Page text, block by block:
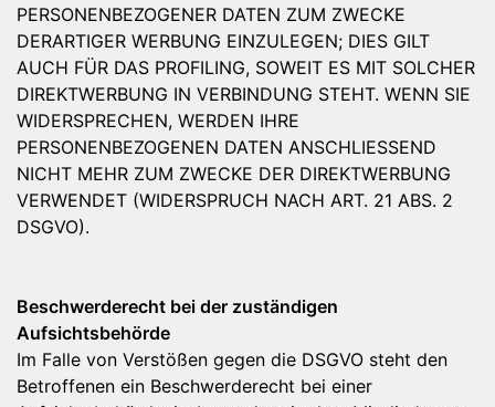
PERSONENBEZOGENER DATEN ZUM ZWECKE
DERARTIGER WERBUNG EINZULEGEN; DIES GILT
AUCH FÜR DAS PROFILING, SOWEIT ES MIT SOLCHER
DIREKTWERBUNG IN VERBINDUNG STEHT. WENN SIE
WIDERSPRECHEN, WERDEN IHRE
PERSONENBEZOGENEN DATEN ANSCHLIESSEND
NICHT MEHR ZUM ZWECKE DER DIREKTWERBUNG
VERWENDET (WIDERSPRUCH NACH ART. 21 ABS. 2
DSGVO).
Beschwerderecht bei der zuständigen
Aufsichtsbehörde
Im Falle von Verstößen gegen die DSGVO steht den
Betroffenen ein Beschwerderecht bei einer